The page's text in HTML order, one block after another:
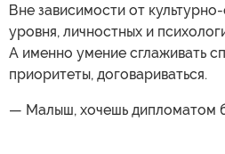
Вне зависимости от
уровня, личностных и
А именно умение сглаживать
приоритеты, договариваться.
— Малыш, хочешь дипломатом